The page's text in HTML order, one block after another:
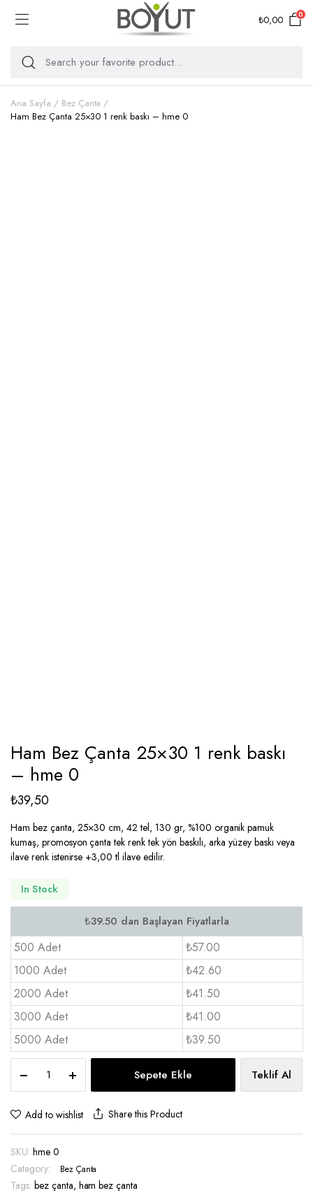
₺0,00 0
Ana Sayfa
Bez Çanta
Ham Bez Çanta 25×30 1 renk baskı – hme 0
Ham Bez Çanta 25×30 1 renk baskı
– hme 0
₺39,50
Ham bez çanta, 25×30 cm, 42 tel, 130 gr, %100 organik pamuk
kumaş, promosyon çanta tek renk tek yön baskılı, arka yüzey baskı veya
ilave renk istenirse +3,00 tl ilave edilir.
In Stock
500 Adet
₺57.00
1000 Adet
₺42.60
2000 Adet
₺41.50
3000 Adet
₺41.00
5000 Adet
₺39.50
Çanta
25x30
renk
baskı
-
hme
Sepete Ekle Teklif Al
Add to wishlist Share this Product
SKU: hme 0
Category:
Bez Çanta
Tags: bez çanta, ham bez çanta